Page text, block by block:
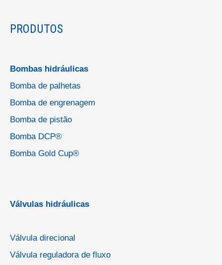
PRODUTOS
Bombas hidráulicas
Bomba de palhetas
Bomba de engrenagem
Bomba de pistão
Bomba DCP®
Bomba Gold Cup®
Válvulas hidráulicas
Válvula direcional
Válvula reguladora de fluxo